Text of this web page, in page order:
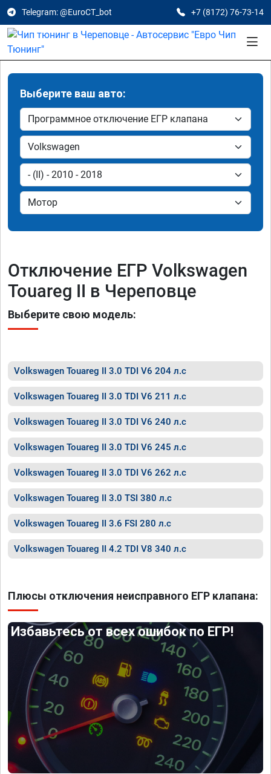
Telegram: @EuroCT_bot +7 (8172) 76-73-14
Выберите ваш авто:
Отключение ЕГР Volkswagen
Touareg II в Череповце
Выберите свою модель:
Volkswagen Touareg II 3.0 TDI V6 204 л.с
Volkswagen Touareg II 3.0 TDI V6 211 л.с
Volkswagen Touareg II 3.0 TDI V6 240 л.с
Volkswagen Touareg II 3.0 TDI V6 245 л.с
Volkswagen Touareg II 3.0 TDI V6 262 л.с
Volkswagen Touareg II 3.0 TSI 380 л.с
Volkswagen Touareg II 3.6 FSI 280 л.с
Volkswagen Touareg II 4.2 TDI V8 340 л.с
Плюсы отключения неисправного ЕГР клапана:
Избавьтесь от всех ошибок по ЕГР!